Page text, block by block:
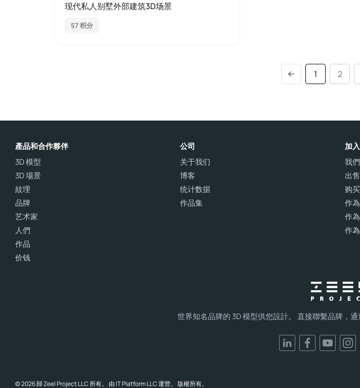
现代私人别墅外部建筑3D场景
57 积分
1 2
世界知名品牌的 3D 模型供您設計。 直接聯繫品牌，
產品和合作夥伴
3D 模型
3D 場景
紋理
品牌
艺术家
人們
作品
价钱
公司
关于我们
博客
统计数据
作品集
加
我
出
购
作
作
作
© 2026 歸 Zeel Project LLC 所有。 由 IT Platform LLC 運營。 版權所有。